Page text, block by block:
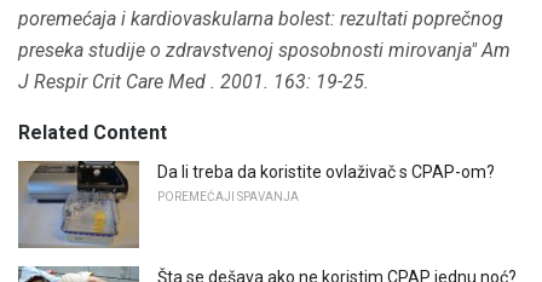
poremećaja i kardiovaskularna bolest: rezultati poprečnog
preseka studije o zdravstvenoj sposobnosti mirovanja"Am
J Respir Crit Care Med . 2001. 163: 19-25.
Related Content
Da li treba da koristite ovlaživač s CPAP-om?
POREMEĆAJI SPAVANJA
Šta se dešava ako ne koristim CPAP jednu noć?